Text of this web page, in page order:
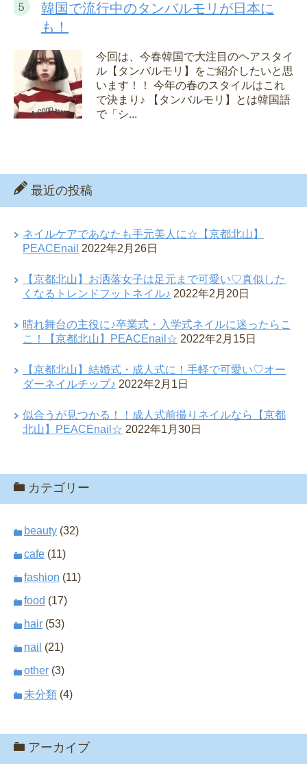
韓国で流行中のタンバルモリが日本に
も！
今回は、今春韓国で大注目のヘアスタイ
ル【タンバルモリ】をご紹介したいと思
います！！ 今年の春のスタイルはこれ
で決まり♪ 【タンバルモリ】とは韓国語
で「シ...
最近の投稿
ネイルケアであなたも手元美人に☆【京都北山】
PEACEnail 2022年2月26日
【京都北山】お洒落女子は足元まで可愛い♡真似した
くなるトレンドフットネイル♪ 2022年2月20日
晴れ舞台の主役に♪卒業式・入学式ネイルに迷ったらこ
こ！【京都北山】PEACEnail☆ 2022年2月15日
【京都北山】結婚式・成人式に！手軽で可愛い♡オー
ダーネイルチップ♪ 2022年2月1日
似合うが見つかる！！成人式前撮りネイルなら【京都
北山】PEACEnail☆ 2022年1月30日
カテゴリー
beauty (32)
cafe (11)
fashion (11)
food (17)
hair (53)
nail (21)
other (3)
未分類 (4)
アーカイブ